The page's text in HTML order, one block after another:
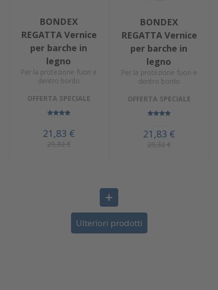
BONDEX
REGATTA Vernice
per barche in
legno
Per la protezione fuori e
dentro bordo
OFFERTA SPECIALE
21,83 €
29,32 €
BONDEX
REGATTA Vernice
per barche in
legno
Per la protezione fuori e
dentro bordo
OFFERTA SPECIALE
21,83 €
29,32 €
Ulteriori prodotti